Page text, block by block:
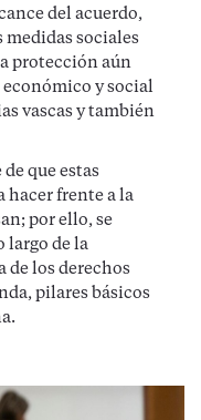
del acuerdo,
sociales
protección aún
y social
vascas y también
que estas
hacer frente a la
por ello, se
largo de la
de los derechos
pilares básicos